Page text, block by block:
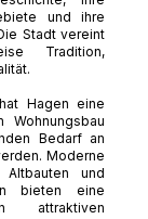
und ihre
Stadt vereint
Tradition,
Hagen eine
Wohnungsbau
Bedarf an
Moderne
Altbauten und
bieten eine
attraktiven